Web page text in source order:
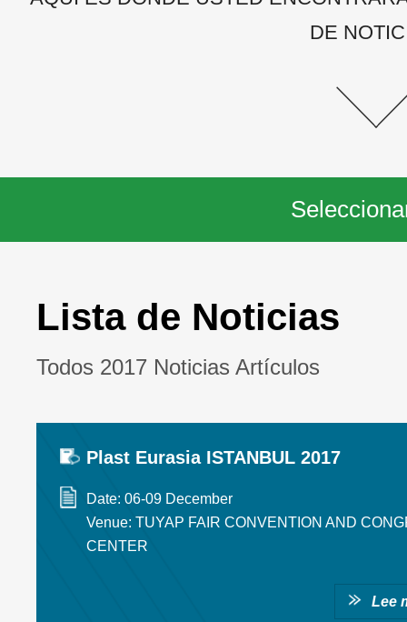
DE
Lista de Noticias
Todos 2017 Noticias Artículos
Plast Eurasia ISTANBUL 2017
Date: 06-09 December
Venue: TUYAP FAIR CONVENTION AND
CENTER
Lee